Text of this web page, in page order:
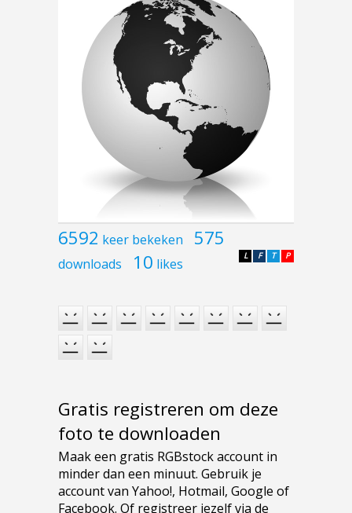
6592 keer bekeken 575
downloads 10 likes P
T
F
L
Gratis registreren om deze
foto te downloaden